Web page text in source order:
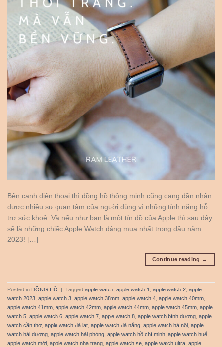
Bên cạnh điện thoại thì đồng hồ thông minh cũng đang dần nhận
được nhiều sự quan tâm của người dùng vì những tính năng hỗ
trợ sức khoẻ. Và nếu như bạn là một tín đồ của Apple thì sau đây
sẽ là những chiếc Apple Watch đáng mua nhất trong đầu năm
2023! […]
Continue reading →
Posted in ĐỒNG HỒ Tagged apple watch, apple watch 1, apple watch 2, apple
watch 2023, apple watch 3, apple watch 38mm, apple watch 4, apple watch 40mm,
apple watch 41mm, apple watch 42mm, apple watch 44mm, apple watch 45mm, apple
watch 5, apple watch 6, apple watch 7, apple watch 8, apple watch bình dương, apple
watch cần thơ, apple watch đà lạt, apple watch đà nẵng, apple watch hà nội, apple
watch hải dương, apple watch hải phòng, apple watch hồ chí minh, apple watch huế,
apple watch mới, apple watch nha trang, apple watch se, apple watch ultra, apple